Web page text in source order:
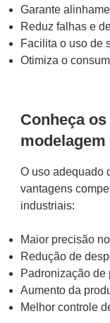
Garante
Reduz falhas e
Facilita o uso de
Otimiza o
Conheça
modelagem
O uso adequado
vantagens
industriais:
Maior precisão
Redução de
Padronização de
Aumento da
Melhor controle